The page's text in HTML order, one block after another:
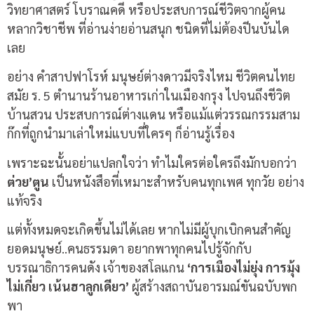
วิทยาศาสตร์ โบราณคดี หรือประสบการณ์ชีวิตจากผู้คน
หลากวิชาชีพ ที่อ่านง่ายอ่านสนุก ชนิดที่ไม่ต้องปีนบันได
เลย
อย่าง คำสาปฟาโรห์ มนุษย์ต่างดาวมีจริงไหม ชีวิตคนไทย
สมัย ร. 5 ตำนานร้านอาหารเก่าในเมืองกรุง ไปจนถึงชีวิต
บ้านสวน ประสบการณ์ต่างแดน หรือแม้แต่วรรณกรรมสาม
ก๊กที่ถูกนำมาเล่าใหม่แบบที่ใครๆ ก็อ่านรู้เรื่อง
เพราะฉะนั้นอย่าแปลกใจว่า ทำไมใครต่อใครถึงมักบอกว่า
ต่วย’ตูน เป็นหนังสือที่เหมาะสำหรับคนทุกเพศ ทุกวัย อย่าง
แท้จริง
แต่ทั้งหมดจะเกิดขึ้นไม่ได้เลย หากไม่มีผู้บุกเบิกคนสำคัญ
ยอดมนุษย์..คนธรรมดา อยากพาทุกคนไปรู้จักกับ
บรรณาธิการคนดัง เจ้าของสโลแกน ‘การเมืองไม่ยุ่ง การมุ้ง
ไม่เกี่ยว เน้นฮาลูกเดียว’ ผู้สร้างสถาบันอารมณ์ขันฉบับพก
พา